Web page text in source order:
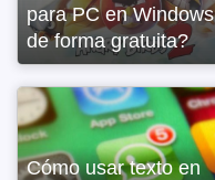
para PC en Windows
de forma gratuita?
Cómo usar texto en